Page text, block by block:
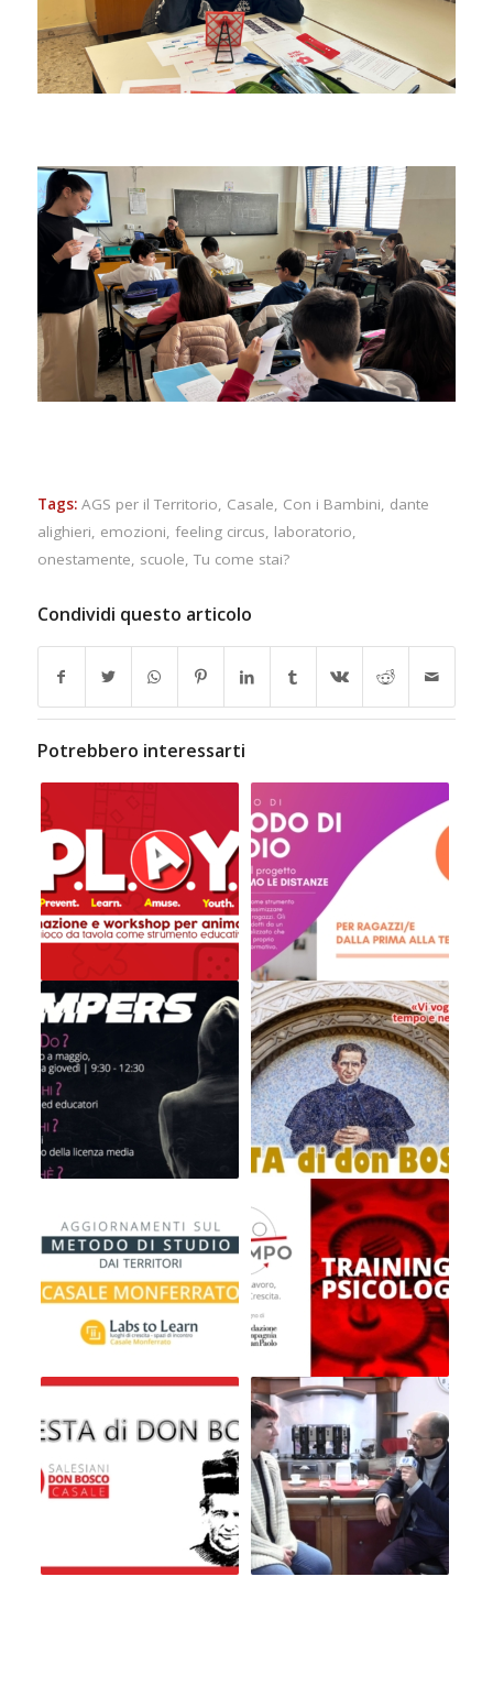
Tags: AGS per il Territorio, Casale, Con i Bambini, dante
alighieri, emozioni, feeling circus, laboratorio,
onestamente, scuole, Tu come stai?
Condividi questo articolo
Potrebbero interessarti